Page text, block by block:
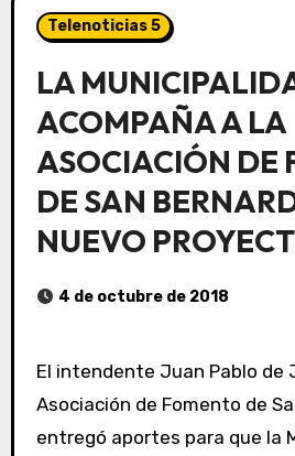
Telenoticias 5
LA
ACOMPAÑA A LA
ASOCIACIÓN DE
DE SAN
NUEVO
4 de octubre de 2018
El intendente Juan Pablo de Jesús visitó la
Asociación de Fomento de
entregó aportes para que la